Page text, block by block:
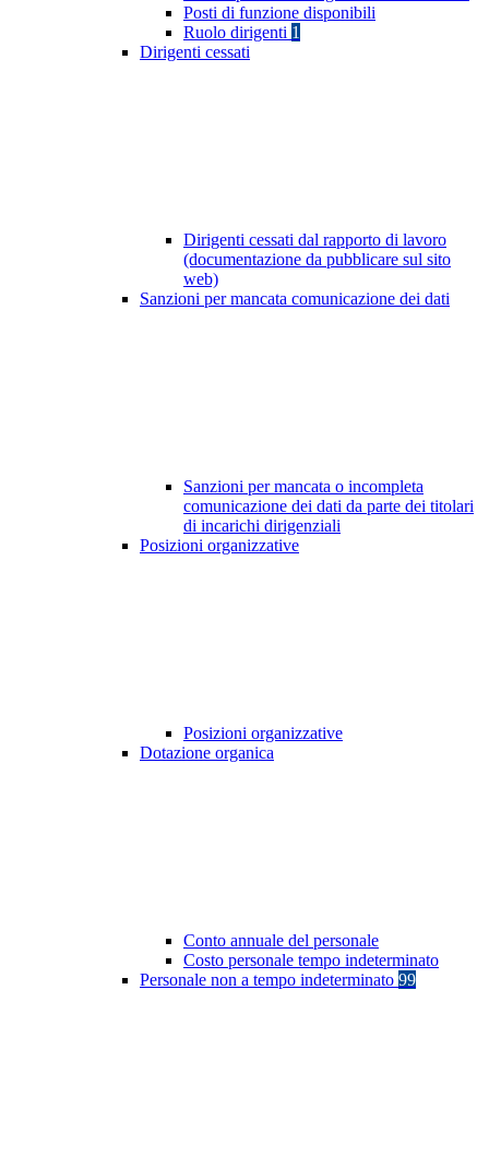
Posti di funzione disponibili
Ruolo dirigenti 1
Dirigenti cessati
Dirigenti cessati dal rapporto di lavoro
(documentazione da pubblicare sul sito
web)
Sanzioni per mancata comunicazione dei dati
Sanzioni per mancata o incompleta
comunicazione dei dati da parte dei titolari
di incarichi dirigenziali
Posizioni organizzative
Posizioni organizzative
Dotazione organica
Conto annuale del personale
Costo personale tempo indeterminato
Personale non a tempo indeterminato 99